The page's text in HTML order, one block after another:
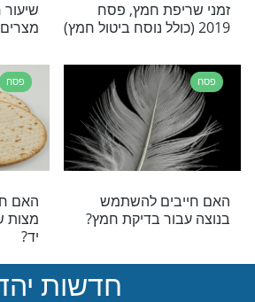
שחל במוצאי שבת
פסח
לחיים
פסח